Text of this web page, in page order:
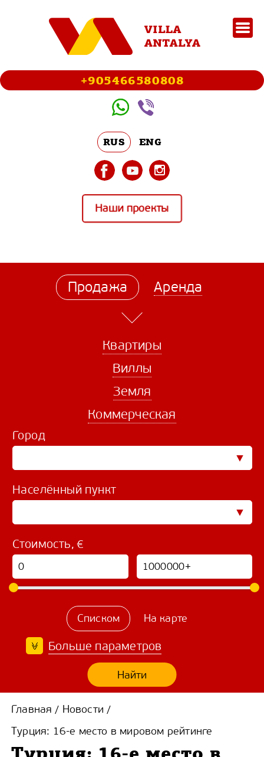
+905466580808
Наши проекты
RUS ENG
Квартиры
Виллы
Земля
Коммерческая
Продажа Аренда
Город
Населённый пункт
Стоимость, €
Списком На карте
Найти
Больше параметров
Главная / Новости /
Турция: 16-е место в мировом рейтинге